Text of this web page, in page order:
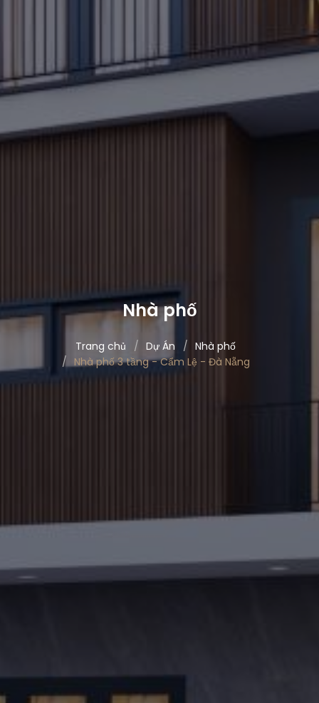
Nhà phố
Trang chủ Dự Án
Nhà phố
Nhà phố 3 tầng - Cẩm Lệ - Đà Nẵng